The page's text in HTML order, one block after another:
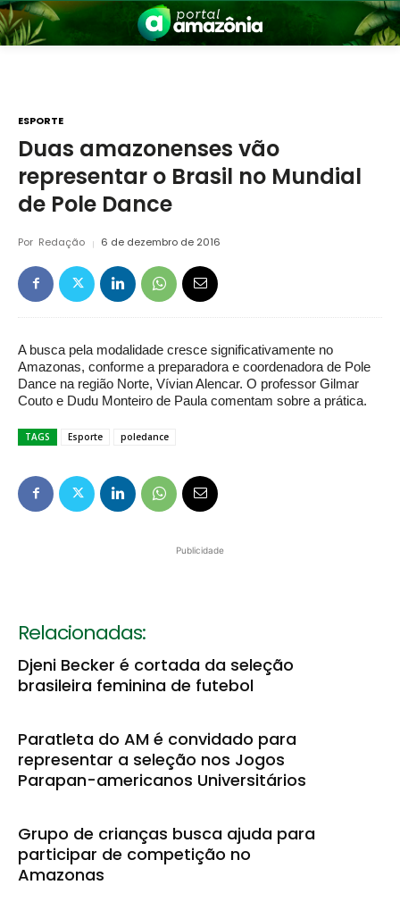
Amazônia
ESPORTE
Duas amazonenses vão
representar o Brasil no Mundial
de Pole Dance
Por Redação 6 de dezembro de 2016
A busca pela modalidade cresce significativamente no
Amazonas, conforme a preparadora e coordenadora de Pole
Dance na região Norte, Vívian Alencar. O professor Gilmar
Couto e Dudu Monteiro de Paula comentam sobre a prática.
TAGS Esporte poledance
Publicidade
Relacionadas:
Djeni Becker é cortada da seleção
brasileira feminina de futebol
Paratleta do AM é convidado para
representar a seleção nos Jogos
Parapan-americanos Universitários
Grupo de crianças busca ajuda para
participar de competição no
Amazonas